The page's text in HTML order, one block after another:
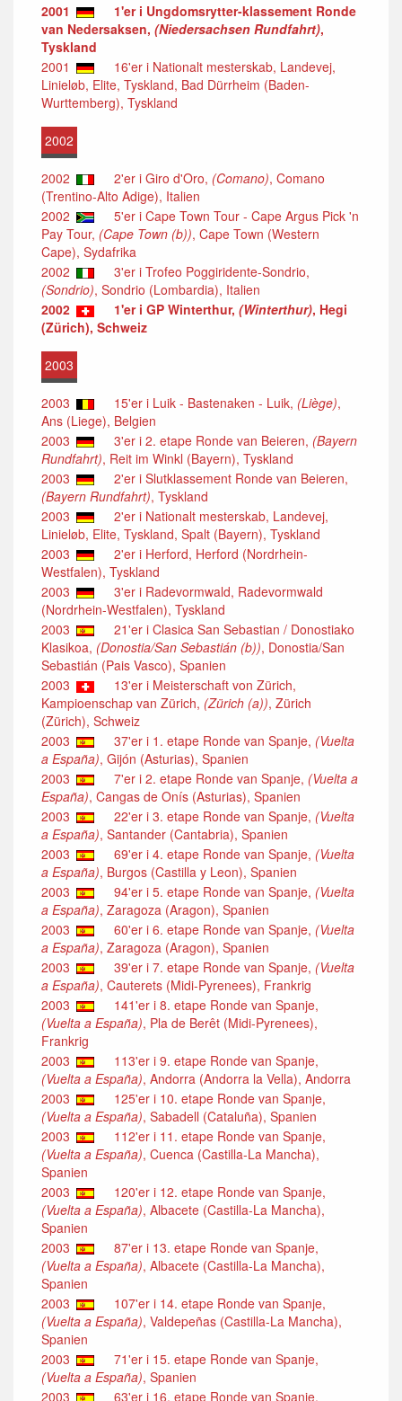
2001
1'er i Ungdomsrytter-klassement Ronde
van Nedersaksen, (Niedersachsen Rundfahrt),
Tyskland
2001
16'er i Nationalt mesterskab, Landevej,
Linieløb, Elite, Tyskland, Bad Dürrheim (Baden-
Wurttemberg), Tyskland
2002
2002 2'er i Giro d'Oro, (Comano), Comano
(Trentino-Alto Adige), Italien
2002
5'er i Cape Town Tour - Cape Argus Pick 'n
Pay Tour, (Cape Town (b)), Cape Town (Western
Cape), Sydafrika
2002
3'er i Trofeo Poggiridente-Sondrio,
(Sondrio), Sondrio (Lombardia), Italien
2002
1'er i GP Winterthur, (Winterthur), Hegi
(Zürich), Schweiz
2003
2003 15'er i Luik - Bastenaken - Luik, (Liège),
Ans (Liege), Belgien
2003
3'er i 2. etape Ronde van Beieren, (Bayern
Rundfahrt), Reit im Winkl (Bayern), Tyskland
2003
2'er i Slutklassement Ronde van Beieren,
(Bayern Rundfahrt), Tyskland
2003
2'er i Nationalt mesterskab, Landevej,
Linieløb, Elite, Tyskland, Spalt (Bayern), Tyskland
2003
2'er i Herford, Herford (Nordrhein-
Westfalen), Tyskland
2003
3'er i Radevormwald, Radevormwald
(Nordrhein-Westfalen), Tyskland
2003
21'er i Clasica San Sebastian / Donostiako
Klasikoa, (Donostia/San Sebastián (b)), Donostia/San
Sebastián (Pais Vasco), Spanien
2003
13'er i Meisterschaft von Zürich,
Kampioenschap van Zürich, (Zürich (a)), Zürich
(Zürich), Schweiz
2003
37'er i 1. etape Ronde van Spanje, (Vuelta
a España), Gijón (Asturias), Spanien
2003
7'er i 2. etape Ronde van Spanje, (Vuelta a
España), Cangas de Onís (Asturias), Spanien
2003
22'er i 3. etape Ronde van Spanje, (Vuelta
a España), Santander (Cantabria), Spanien
2003
69'er i 4. etape Ronde van Spanje, (Vuelta
a España), Burgos (Castilla y Leon), Spanien
2003
94'er i 5. etape Ronde van Spanje, (Vuelta
a España), Zaragoza (Aragon), Spanien
2003
60'er i 6. etape Ronde van Spanje, (Vuelta
a España), Zaragoza (Aragon), Spanien
2003
39'er i 7. etape Ronde van Spanje, (Vuelta
a España), Cauterets (Midi-Pyrenees), Frankrig
2003
141'er i 8. etape Ronde van Spanje,
(Vuelta a España), Pla de Berêt (Midi-Pyrenees),
Frankrig
2003
113'er i 9. etape Ronde van Spanje,
(Vuelta a España), Andorra (Andorra la Vella), Andorra
2003
125'er i 10. etape Ronde van Spanje,
(Vuelta a España), Sabadell (Cataluña), Spanien
2003
112'er i 11. etape Ronde van Spanje,
(Vuelta a España), Cuenca (Castilla-La Mancha),
Spanien
2003
120'er i 12. etape Ronde van Spanje,
(Vuelta a España), Albacete (Castilla-La Mancha),
Spanien
2003
87'er i 13. etape Ronde van Spanje,
(Vuelta a España), Albacete (Castilla-La Mancha),
Spanien
2003
107'er i 14. etape Ronde van Spanje,
(Vuelta a España), Valdepeñas (Castilla-La Mancha),
Spanien
2003
71'er i 15. etape Ronde van Spanje,
(Vuelta a España), Spanien
2003
63'er i 16. etape Ronde van Spanje,